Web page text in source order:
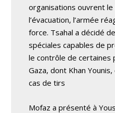
organisations ouvrent
l’évacuation, l’armée
force. Tsahal a décidé
spéciales capables de
le contrôle de certaines
Gaza, dont Khan Younis,
cas de tirs
Mofaz a présenté à